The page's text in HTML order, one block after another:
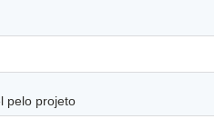
pelo projeto